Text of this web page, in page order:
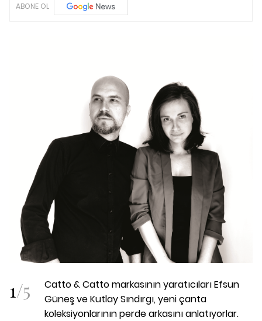
ABONE OL
1/5
Catto & Catto markasının yaratıcıları Efsun
Güneş ve Kutlay Sındırgı, yeni çanta
koleksiyonlarının perde arkasını anlatıyorlar.